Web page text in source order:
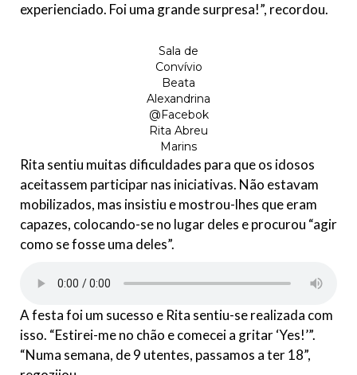
experienciado. Foi uma grande surpresa!”, recordou.
Sala de
Convívio
Beata
Alexandrina
@Facebok
Rita Abreu
Marins
Rita sentiu muitas dificuldades para que os idosos
aceitassem participar nas iniciativas. Não estavam
mobilizados, mas insistiu e mostrou-lhes que eram
capazes, colocando-se no lugar deles e procurou “agir
como se fosse uma deles”.
A festa foi um sucesso e Rita sentiu-se realizada com
isso. “Estirei-me no chão e comecei a gritar ‘Yes!’”.
“Numa semana, de 9 utentes, passamos a ter 18”,